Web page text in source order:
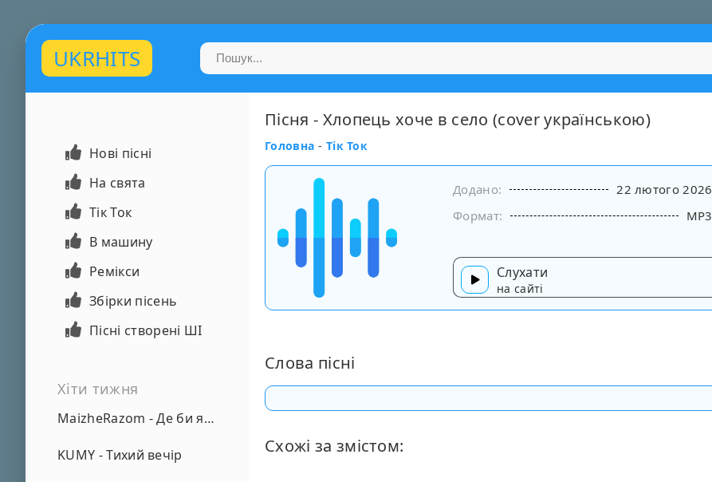
UKRHITS
Нові пісні
На свята
Тік Ток
В машину
Ремікси
Збірки пісень
Пісні створені ШІ
Хіти тижня
MaizheRazom - Де би я не був
KUMY - Тихий вечір
Пісня - Хлопець хоче в село (cover українською)
Головна - Тік Ток
Додано: 22 лютого 2026
Формат:
MP3
Слухати
на сайті
Слова пісні
Схожі за змістом: